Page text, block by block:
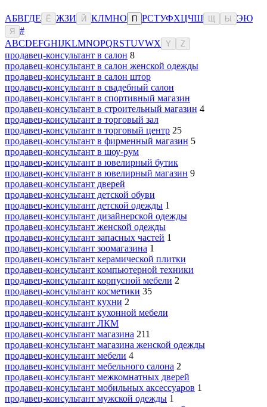
АБВГДЕ Ё ЖЗИ Й КЛМНО П РСТУФХЦЧШ Ы ЭЮ
Я
#
ABCDEFGHIJKLMNOPQRSTUVWX Y Z
продавец-консультант в салон 8
продавец-консультант в салон женской одежды
продавец-консультант в салон штор
продавец-консультант в свадебный салон
продавец-консультант в спортивный магазин
продавец-консультант в строительный магазин 4
продавец-консультант в торговый зал
продавец-консультант в торговый центр 25
продавец-консультант в фирменный магазин 5
продавец-консультант в шоу-рум
продавец-консультант в ювелирный бутик
продавец-консультант в ювелирный магазин 9
продавец-консультант дверей
продавец-консультант детской обуви
продавец-консультант детской одежды 1
продавец-консультант дизайнерской одежды
продавец-консультант женской одежды
продавец-консультант запасных частей 1
продавец-консультант зоомагазина 1
продавец-консультант керамической плитки
продавец-консультант компьютерной техники
продавец-консультант корпусной мебели 2
продавец-консультант косметики 35
продавец-консультант кухни 2
продавец-консультант кухонной мебели
продавец-консультант ЛКМ
продавец-консультант магазина 211
продавец-консультант магазина женской одежды
продавец-консультант мебели 4
продавец-консультант мебельного салона 2
продавец-консультант межкомнатных дверей
продавец-консультант мобильных аксессуаров 1
продавец-консультант мужской одежды 1